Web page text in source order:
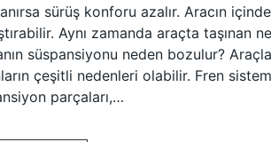
sürüş konforu azalır. Aracın
Aynı zamanda araçta taşınan
süspansiyonu neden bozulur?
çeşitli nedenleri olabilir. Fren
parçaları,…